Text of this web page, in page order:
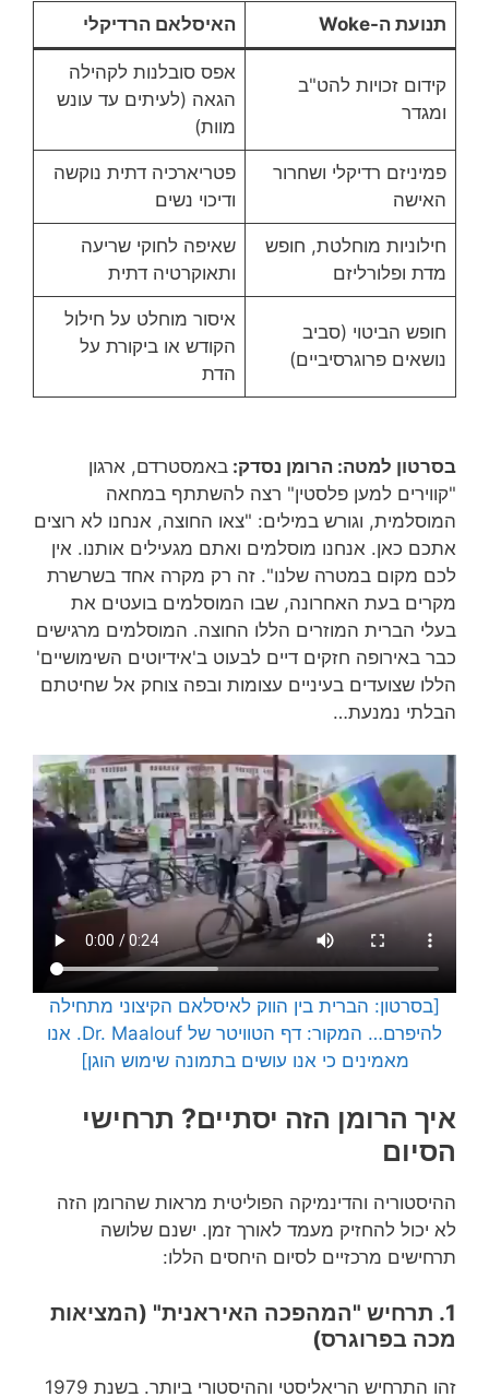
תנועת ה-Woke האיסלאם הרדיקלי
קידום זכויות להט"ב
ומגדר
אפס סובלנות לקהילה
הגאה (לעיתים עד עונש
מוות)
פמיניזם רדיקלי ושחרור
האישה
פטריארכיה דתית נוקשה
ודיכוי נשים
חילוניות מוחלטת, חופש
מדת ופלורליזם
שאיפה לחוקי שריעה
ותאוקרטיה דתית
חופש הביטוי (סביב
נושאים פרוגרסיביים)
איסור מוחלט על חילול
הקודש או ביקורת על
הדת
בסרטון למטה: הרומן נסדק: באמסטרדם, ארגון
"קווירים למען פלסטין" רצה להשתתף במחאה
המוסלמית, וגורש במילים: "צאו החוצה, אנחנו לא רוצים
אתכם כאן. אנחנו מוסלמים ואתם מגעילים אותנו. אין
לכם מקום במטרה שלנו". זה רק מקרה אחד בשרשרת
מקרים בעת האחרונה, שבו המוסלמים בועטים את
בעלי הברית המוזרים הללו החוצה. המוסלמים מרגישים
כבר באירופה חזקים דיים לבעוט ב'אידיוטים השימושיים'
הללו שצועדים בעיניים עצומות ובפה צוחק אל שחיטתם
הבלתי נמנעת…
[בסרטון: הברית בין הווק לאיסלאם הקיצוני מתחילה
להיפרם… המקור: דף הטוויטר של Dr. Maalouf. אנו
מאמינים כי אנו עושים בתמונה שימוש הוגן]
איך הרומן הזה יסתיים? תרחישי
הסיום
ההיסטוריה והדינמיקה הפוליטית מראות שהרומן הזה
לא יכול להחזיק מעמד לאורך זמן. ישנם שלושה
תרחישים מרכזיים לסיום היחסים הללו:
1. תרחיש "המהפכה האיראנית" (המציאות
מכה בפרוגרס)
זהו התרחיש הריאליסטי וההיסטורי ביותר. בשנת 1979